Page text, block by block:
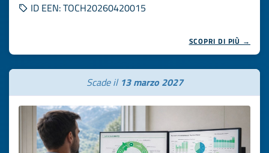
ID EEN: TOCH20260420015
SCOPRI DI PIÙ →
Scade il 13 marzo 2027